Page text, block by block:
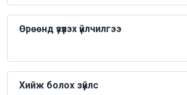
Өрөөнд үзүүлэх үйлчилгээ
Хийж болох зүйлс